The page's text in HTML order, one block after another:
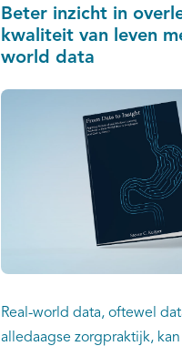
intelligentie (AI).
Beter inzicht in
kwaliteit van leven
world data
Real-world data, oftewel
alledaagse zorgpraktijk,